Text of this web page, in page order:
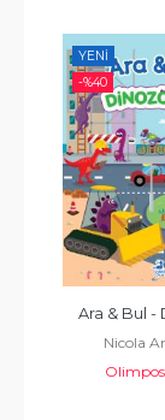
YENI
-%40
Ara & Bul -
Nicola